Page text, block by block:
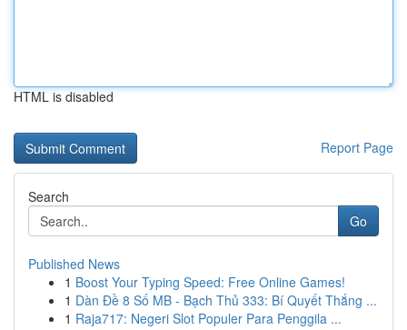
HTML is disabled
Report Page
Search
Go
Published News
1 Boost Your Typing Speed: Free Online Games!
1 Dàn Đề 8 Số MB - Bạch Thủ 333: Bí Quyết Thắng ...
1 Raja717: Negeri Slot Populer Para Penggila ...